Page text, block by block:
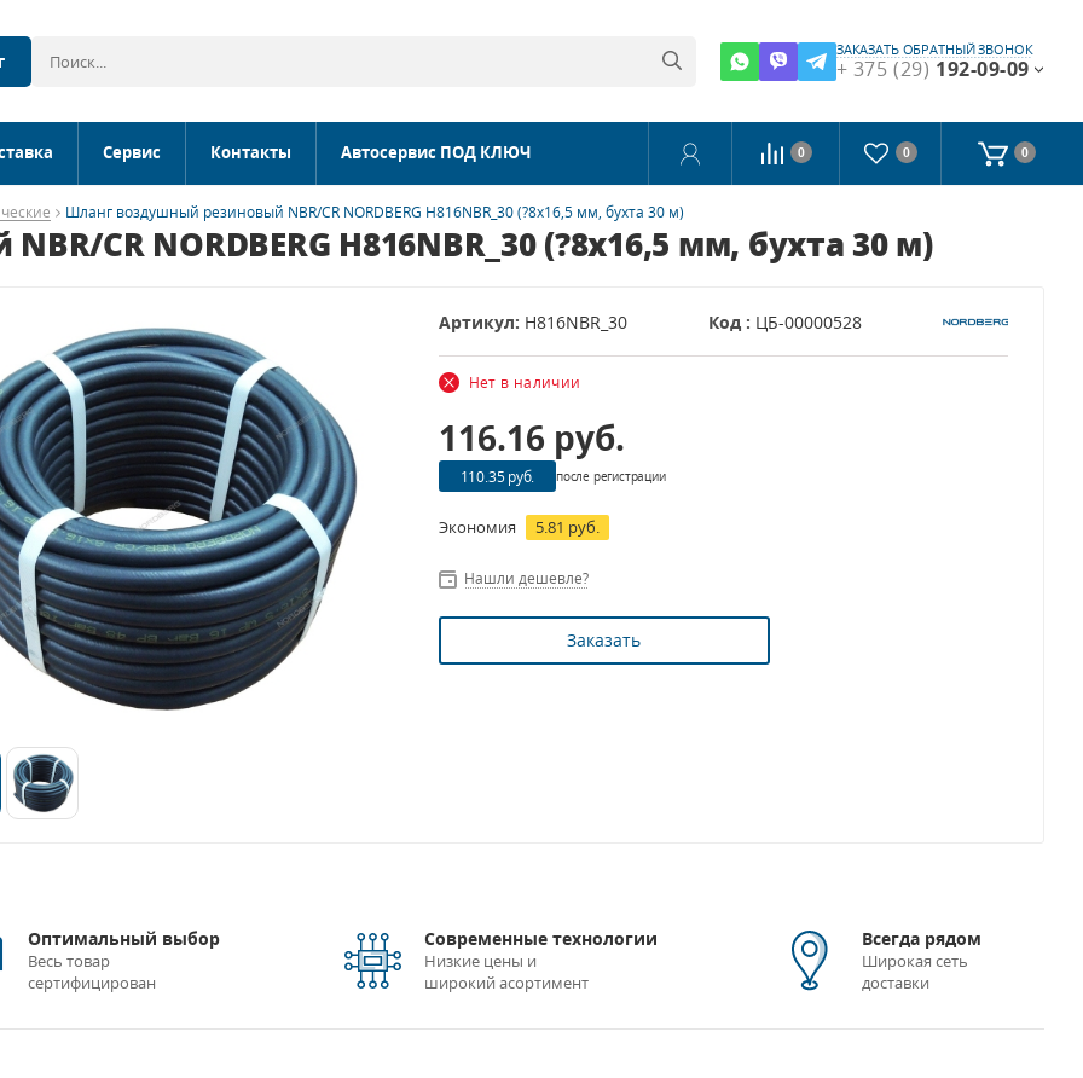
ЗАКАЗАТЬ ОБРАТНЫЙ ЗВОНОК
+ 375 (29) 192-09-09
Сервис Контакты Автосервис ПОД КЛЮЧ 0 0 0
Шланг воздушный резиновый NBR/CR NORDBERG H816NBR_30 (?8х16,5 мм, бухта 30 м)
CR NORDBERG H816NBR_30 (?8х16,5 мм, бухта 30 м)
Артикул: H816NBR_30 Код : ЦБ-00000528
Нет в наличии
116.16 руб.
110.35 руб. после регистрации
Экономия 5.81 руб.
Нашли дешевле?
Заказать
Оптимальный выбор
Весь товар
сертифицирован
Современные технологии
Низкие цены и
широкий асортимент
Всегда рядом
Широкая сеть
доставки